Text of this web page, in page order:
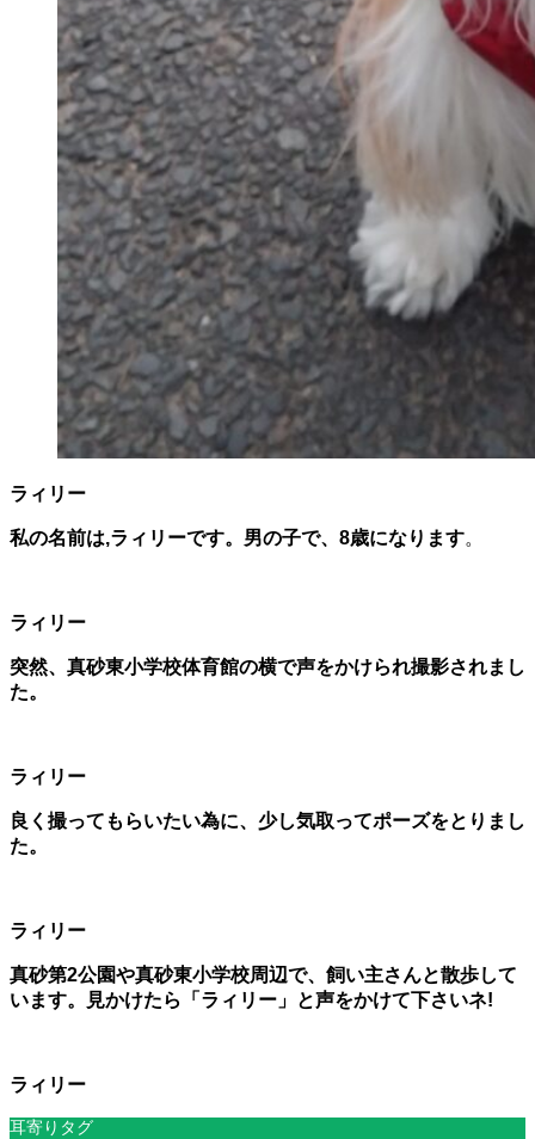
ラィリー
私の名前は,ラィリーです。男の子で、8歳になります。
ラィリー
突然、真砂東小学校体育館の横で声をかけられ撮影されまし
た。
ラィリー
良く撮ってもらいたい為に、少し気取ってポーズをとりまし
た。
ラィリー
真砂第2公園や真砂東小学校周辺で、飼い主さんと散歩して
います。見かけたら「ラィリー」と声をかけて下さいネ!
ラィリー
耳寄りタグ